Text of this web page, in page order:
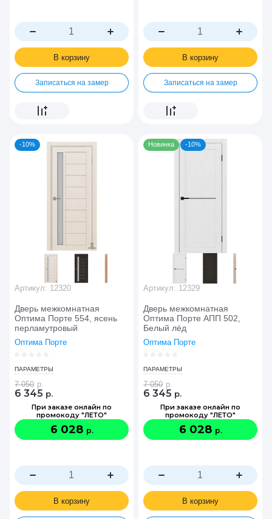
В корзину
Записаться на замер
В корзину
Записаться на замер
-10%
Дверь межкомнатная
Оптима Порте 554, ясень
перламутровый
Оптима Порте
Артикул: 12320
ПАРАМЕТРЫ
7 050 р.
6 345 р.
При заказе онлайн по
промокоду "ЛЕТО"
6 028 р.
В корзину
Новинка -10%
Дверь межкомнатная
Оптима Порте АПП 502,
Белый лёд
Оптима Порте
Артикул: 12329
ПАРАМЕТРЫ
7 050 р.
6 345 р.
При заказе онлайн по
промокоду "ЛЕТО"
6 028 р.
В корзину